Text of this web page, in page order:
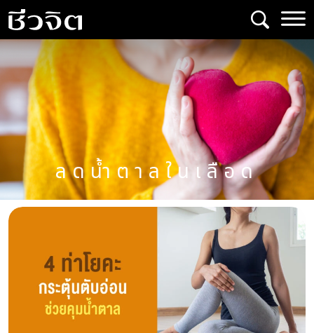
Skip
to
content
ลดน้ำตาลในเลือด